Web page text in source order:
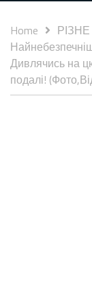
Home
РІЗНЕ
Дивлячись на
подалі!